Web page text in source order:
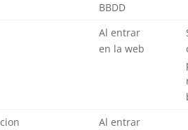
BBDD
Al entrar
en la web
Al entrar